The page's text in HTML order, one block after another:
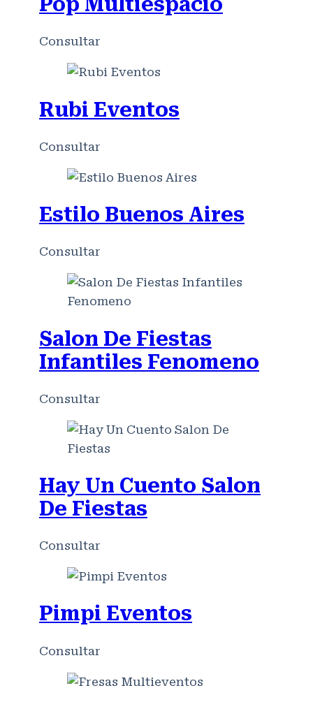
Pop Multiespacio
Consultar
Rubi Eventos
Consultar
Estilo Buenos Aires
Consultar
Salon De Fiestas
Infantiles Fenomeno
Consultar
Hay Un Cuento Salon
De Fiestas
Consultar
Pimpi Eventos
Consultar